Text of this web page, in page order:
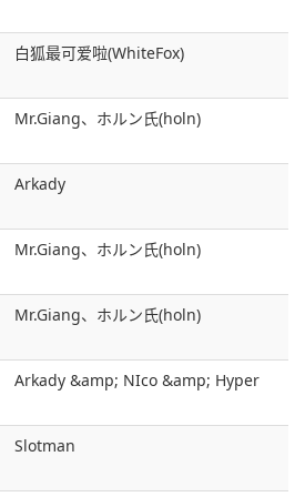
白狐最可爱啦(WhiteFox)
Mr.Giang、ホルン氏(holn)
Arkady
Mr.Giang、ホルン氏(holn)
Mr.Giang、ホルン氏(holn)
Arkady &amp; NIco &amp; Hyper
Slotman